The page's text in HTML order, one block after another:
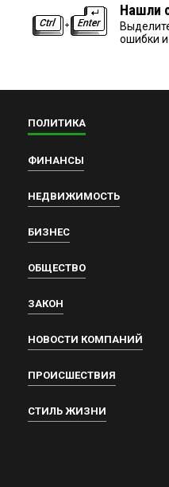
Нашли
ошибки
ПОЛИТИКА
ФИНАНСЫ
НЕДВИЖИМОСТЬ
БИЗНЕС
ОБЩЕСТВО
ЗАКОН
НОВОСТИ КОМПАНИЙ
ПРОИСШЕСТВИЯ
СТИЛЬ ЖИЗНИ